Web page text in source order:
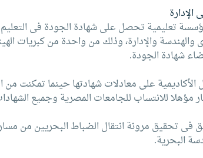
الإدارة
على معادلات شهادتها حينما تمكنت
مؤهلا للانتساب للجامعات المصرية وجميع
فى تحقيق مرونة انتقال الضباط البحريين من
البحرية.